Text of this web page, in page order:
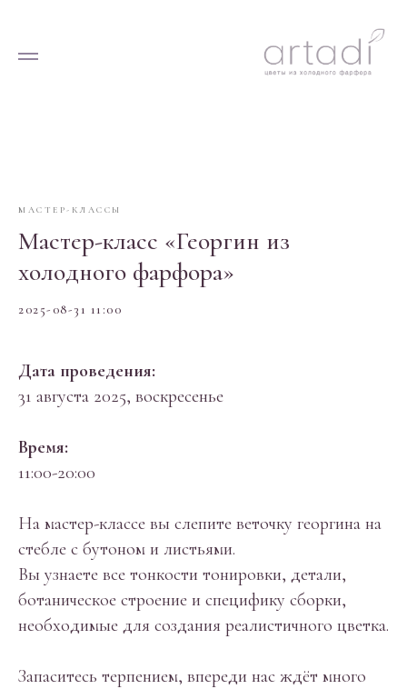
МАСТЕР-КЛАССЫ
Мастер-класс «Георгин из
холодного фарфора»
2025-08-31 11:00
Дата проведения:
31 августа 2025, воскресенье
Время:
11:00-20:00
На мастер-классе вы слепите веточку георгина на
стебле с бутоном и листьями.
Вы узнаете все тонкости тонировки, детали,
ботаническое строение и специфику сборки,
необходимые для создания реалистичного цветка.
Запаситесь терпением, впереди нас ждёт много